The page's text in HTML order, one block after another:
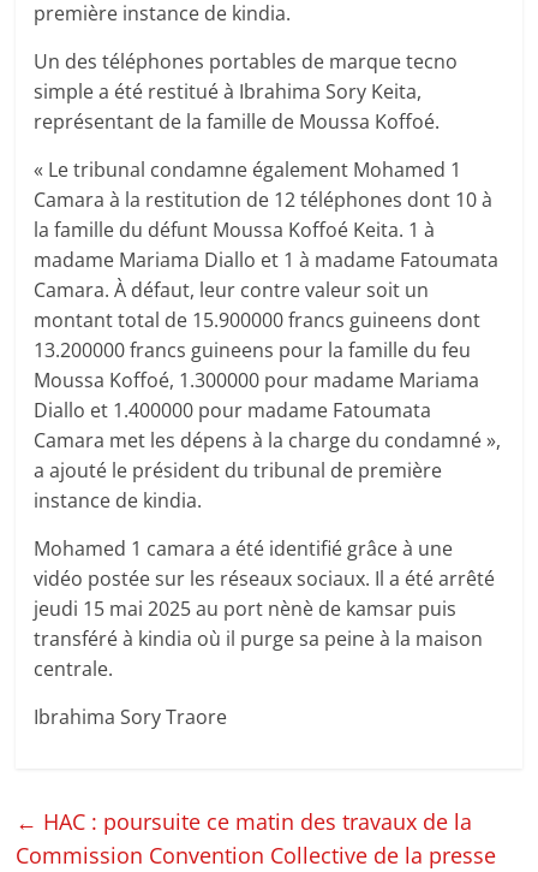
première instance de kindia.
Un des téléphones portables de marque tecno
simple a été restitué à Ibrahima Sory Keita,
représentant de la famille de Moussa Koffoé.
« Le tribunal condamne également Mohamed 1
Camara à la restitution de 12 téléphones dont 10 à
la famille du défunt Moussa Koffoé Keita. 1 à
madame Mariama Diallo et 1 à madame Fatoumata
Camara. À défaut, leur contre valeur soit un
montant total de 15.900000 francs guineens dont
13.200000 francs guineens pour la famille du feu
Moussa Koffoé, 1.300000 pour madame Mariama
Diallo et 1.400000 pour madame Fatoumata
Camara met les dépens à la charge du condamné »,
a ajouté le président du tribunal de première
instance de kindia.
Mohamed 1 camara a été identifié grâce à une
vidéo postée sur les réseaux sociaux. Il a été arrêté
jeudi 15 mai 2025 au port nènè de kamsar puis
transféré à kindia où il purge sa peine à la maison
centrale.
Ibrahima Sory Traore
← HAC : poursuite ce matin des travaux de la
Commission Convention Collective de la presse